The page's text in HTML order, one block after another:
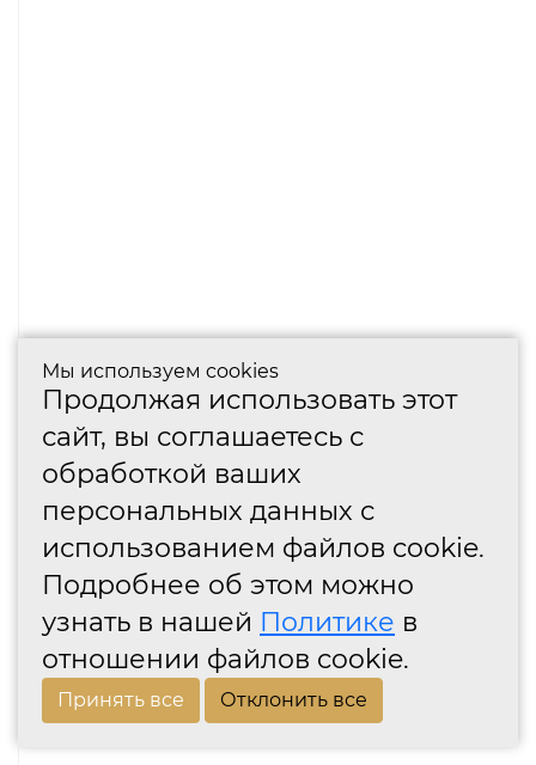
Мы используем cookies
Продолжая использовать этот
сайт, вы соглашаетесь с
обработкой ваших
персональных данных с
использованием файлов cookie.
Подробнее об этом можно
узнать в нашей Политике в
отношении файлов cookie.
Принять все Отклонить все